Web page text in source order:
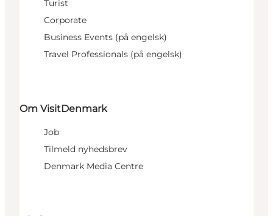
Turist
Corporate
Business Events (på engelsk)
Travel Professionals (på engelsk)
Om VisitDenmark
Job
Tilmeld nyhedsbrev
Denmark Media Centre